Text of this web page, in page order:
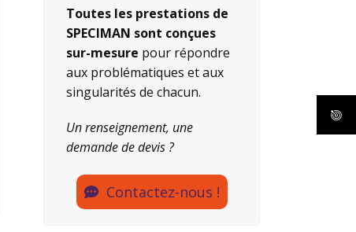
Toutes les prestations de
SPECIMAN sont conçues
sur-mesure pour répondre
aux problématiques et aux
singularités de chacun.
Un renseignement, une
demande de devis ?
Contactez-nous !